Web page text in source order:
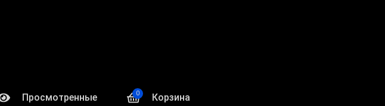
Просмотренные 0 Корзина